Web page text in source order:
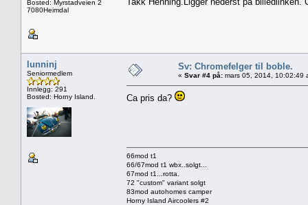
Bosted: Myrstadveien 2
7080Heimdal
lunninj
Seniormedlem
Innlegg: 291
Bosted: Horny Island.
Sv: Chromefelger til boble.
« Svar #4 på: mars 05, 2014, 10:02:49
Ca pris da?
66mod t1
66/67mod t1 wbx..solgt...
67mod t1...rotta.
72 "custom" variant solgt
83mod autohomes camper
Horny Island Aircoolers #2